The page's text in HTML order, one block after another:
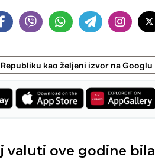
kao željeni izvor na Googlu
valuti ove godine bila